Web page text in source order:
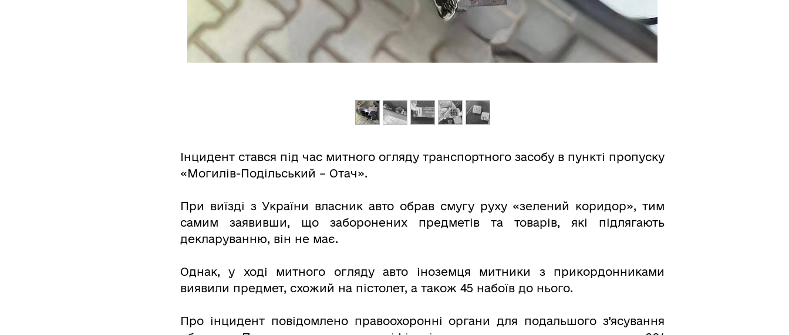
Інцидент стався під час митного огляду транспортного засобу в пункті пропуску
«Могилів-Подільський – Отач».
При виїзді з України власник авто обрав смугу руху «зелений коридор», тим
самим заявивши, що заборонених предметів та товарів, які підлягають
декларуванню, він не має.
Однак, у ході митного огляду авто іноземця митники з прикордонниками
виявили предмет, схожий на пістолет, а також 45 набоїв до нього.
Про інцидент повідомлено правоохоронні органи для подальшого з’ясування